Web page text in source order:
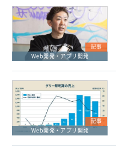
記事
Web開発・アプリ開発
記事
Web開発・アプリ開発